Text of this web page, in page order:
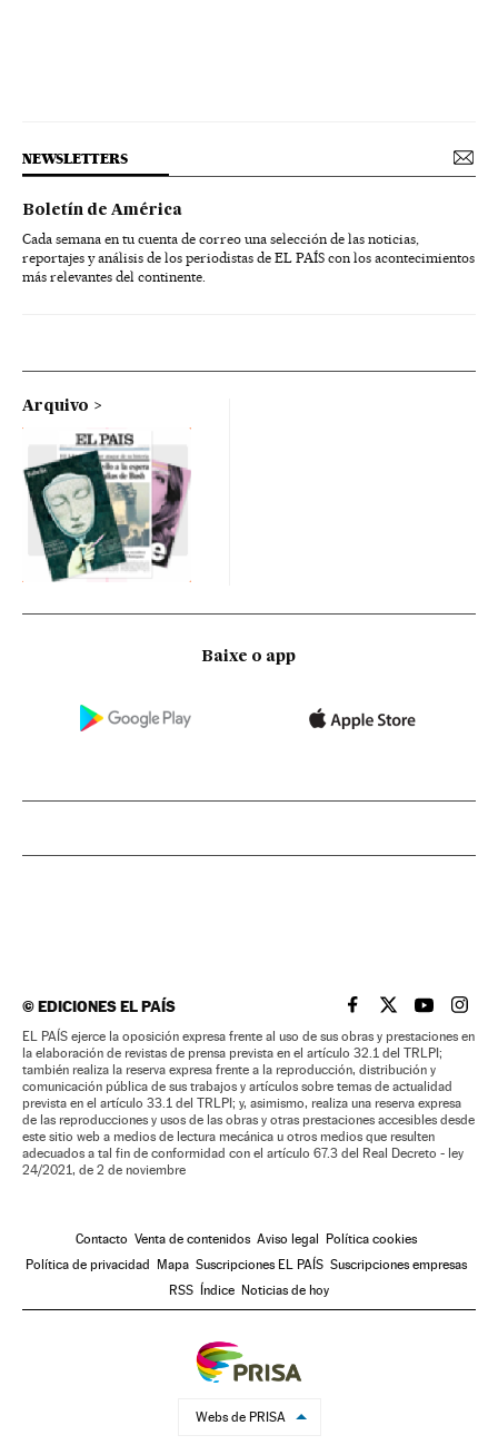
NEWSLETTERS
Boletín de América
Cada semana en tu cuenta de correo una selección de las noticias,
reportajes y análisis de los periodistas de EL PAÍS con los acontecimientos
más relevantes del continente.
Arquivo
Baixe o app
©EDICIONES EL PAÍS EL PAÍS BRASIL EN
EL PAÍSEL PAÍS
EL
EL PAÍS ejerce la oposición expresa frente al uso de sus obras y prestaciones en
la elaboración de revistas de prensa prevista en el artículo 32.1 del TRLPI;
también realiza la reserva expresa frente a la reproducción, distribución y
comunicación pública de sus trabajos y artículos sobre temas de actualidad
prevista en el artículo 33.1 del TRLPI; y, asimismo, realiza una reserva expresa
de las reproducciones y usos de las obras y otras prestaciones accesibles desde
este sitio web a medios de lectura mecánica u otros medios que resulten
adecuados a tal fin de conformidad con el artículo 67.3 del Real Decreto - ley
24/2021, de 2 de noviembre
Contacto Venta de contenidos Aviso legal Política cookies
Política de privacidad Mapa Suscripciones EL PAÍS Suscripciones empresas
RSS Índice Noticias de hoy
Webs de PRISA